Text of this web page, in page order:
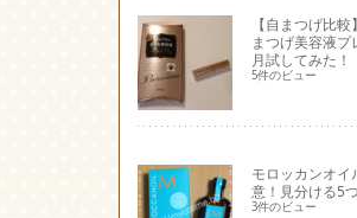
【自まつげ比
まつげ美容液プ
月試してみた！
5件のビュー
モロッカンオイ
意！見分ける5
3件のビュー